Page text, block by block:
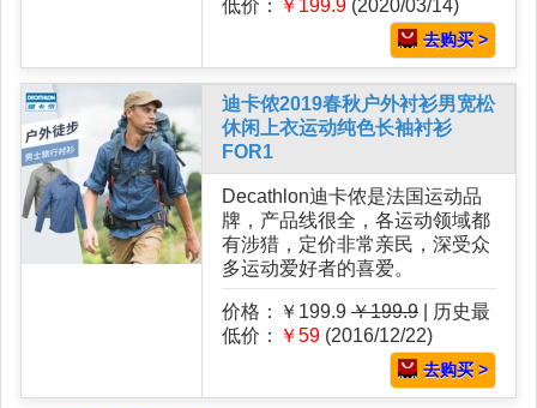
低价： ￥199.9 (2020/03/14)
去购买 >
迪卡侬2019春秋户外衬衫男宽松
休闲上衣运动纯色长袖衬衫
FOR1
Decathlon迪卡侬是法国运动品
牌，产品线很全，各运动领域都
有涉猎，定价非常亲民，深受众
多运动爱好者的喜爱。
价格：￥199.9 ￥199.9 | 历史最
低价：
￥59 (2016/12/22)
去购买 >